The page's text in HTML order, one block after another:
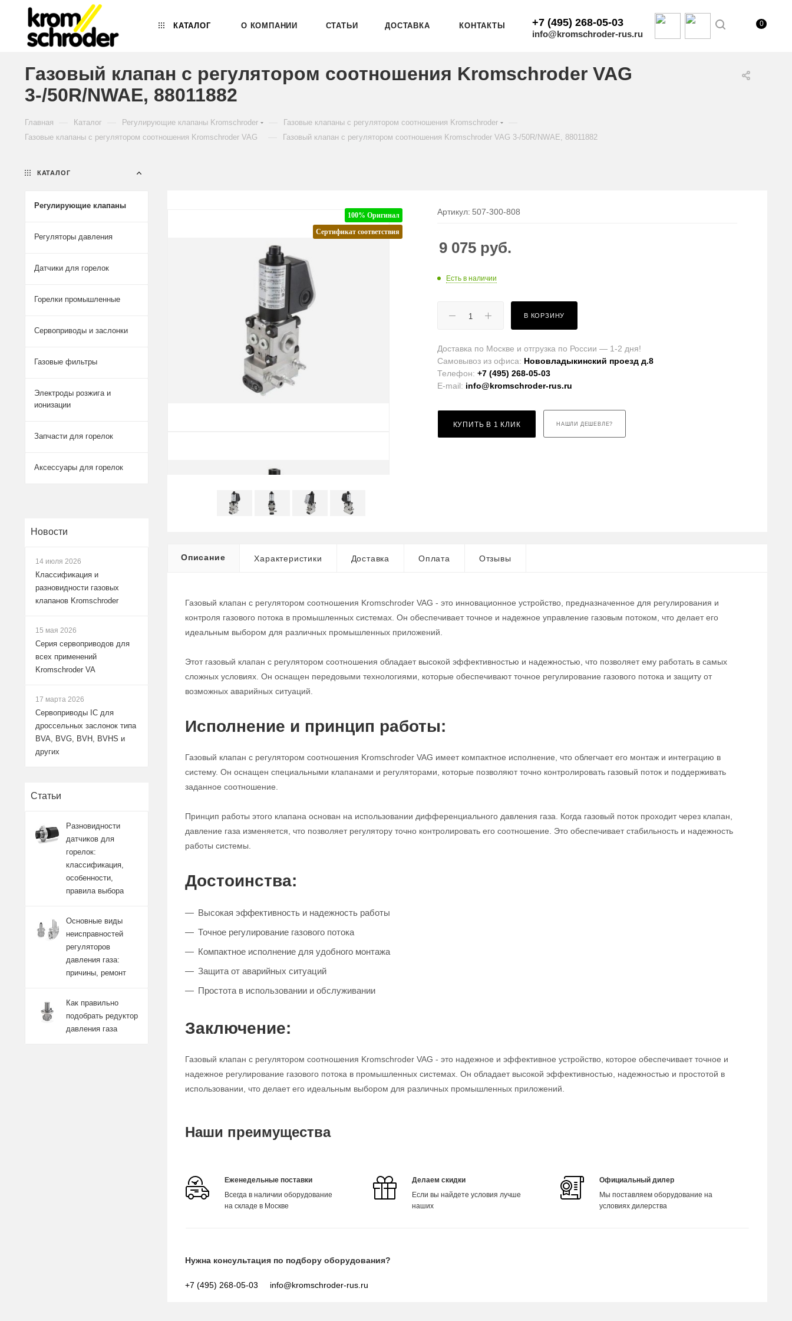
КАТАЛОГ О КОМПАНИИ СТАТЬИ ДОСТАВКА КОНТАКТЫ +7 (495) 268-05-03
info@kromschroder-rus.ru
0
Газовый клапан с регулятором соотношения Kromschroder VAG
3-/50R/NWAE, 88011882
Главная Каталог Регулирующие клапаны Kromschroder Газовые клапаны с регулятором соотношения Kromschroder
Газовые клапаны с регулятором соотношения Kromschroder VAG Газовый клапан с регулятором соотношения Kromschroder VAG 3-/50R/NWAE, 88011882
100% Оригинал
Сертификат соответствия
Артикул: 507-300-808
9 075 руб.
Есть в наличии
В КОРЗИНУ
Доставка по Москве и отгрузка по России — 1-2 дня!
Самовывоз из офиса: Нововладыкинский проезд д.8
Телефон:+7 (495) 268-05-03
E-mail: info@kromschroder-rus.ru
КУПИТЬ В 1 КЛИК НАШЛИ ДЕШЕВЛЕ?
Описание Характеристики Доставка Оплата Отзывы
Газовый клапан с регулятором соотношения Kromschroder VAG - это инновационное устройство, предназначенное для регулирования и
контроля газового потока в промышленных системах. Он обеспечивает точное и надежное управление газовым потоком, что делает его
идеальным выбором для различных промышленных приложений.
Этот газовый клапан с регулятором соотношения обладает высокой эффективностью и надежностью, что позволяет ему работать в самых
сложных условиях. Он оснащен передовыми технологиями, которые обеспечивают точное регулирование газового потока и защиту от
возможных аварийных ситуаций.
Исполнение и принцип работы:
Газовый клапан с регулятором соотношения Kromschroder VAG имеет компактное исполнение, что облегчает его монтаж и интеграцию в
систему. Он оснащен специальными клапанами и регуляторами, которые позволяют точно контролировать газовый поток и поддерживать
заданное соотношение.
Принцип работы этого клапана основан на использовании дифференциального давления газа. Когда газовый поток проходит через клапан,
давление газа изменяется, что позволяет регулятору точно контролировать его соотношение. Это обеспечивает стабильность и надежность
работы системы.
Достоинства:
Высокая эффективность и надежность работы
Точное регулирование газового потока
Компактное исполнение для удобного монтажа
Защита от аварийных ситуаций
Простота в использовании и обслуживании
Заключение:
Газовый клапан с регулятором соотношения Kromschroder VAG - это надежное и эффективное устройство, которое обеспечивает точное и
надежное регулирование газового потока в промышленных системах. Он обладает высокой эффективностью, надежностью и простотой в
использовании, что делает его идеальным выбором для различных промышленных приложений.
Наши преимущества
Еженедельные поставки
Всегда в наличии оборудование
на складе в Москве
Делаем скидки
Если вы найдете условия лучше
наших
Официальный дилер
Мы поставляем оборудование на
условиях дилерства
Нужна консультация по подбору оборудования?
+7 (495) 268-05-03 info@kromschroder-rus.ru
КАТАЛОГ
Регулирующие клапаны
Регуляторы давления
Датчики для горелок
Горелки промышленные
Сервоприводы и заслонки
Газовые фильтры
Электроды розжига и
ионизации
Запчасти для горелок
Аксессуары для горелок
Новости
14 июля 2026
Классификация и
разновидности газовых
клапанов Kromschroder
15 мая 2026
Серия сервоприводов для
всех применений
Kromschroder VA
17 марта 2026
Сервоприводы IC для
дроссельных заслонок типа
BVA, BVG, BVH, BVHS и
других
Статьи
Разновидности
датчиков для
горелок:
классификация,
особенности,
правила выбора
Основные виды
неисправностей
регуляторов
давления газа:
причины, ремонт
Как правильно
подобрать редуктор
давления газа